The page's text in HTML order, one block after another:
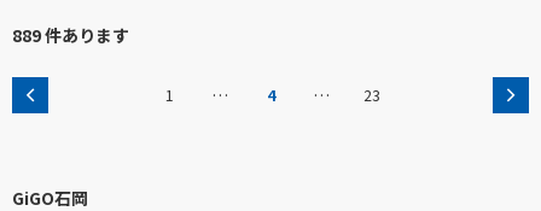
889 件あります
1 … 4 … 23
GiGO石岡